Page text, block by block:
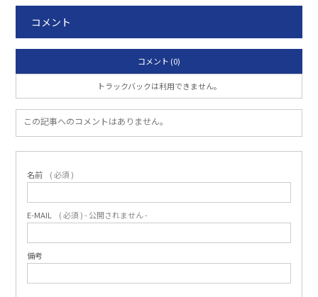
コメント
コメント (0)
トラックバックは利用できません。
この記事へのコメントはありません。
名前 ( 必須 )
E-MAIL ( 必須 ) - 公開されません -
備考